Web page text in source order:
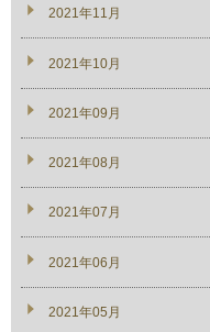
2021年11月
2021年10月
2021年09月
2021年08月
2021年07月
2021年06月
2021年05月